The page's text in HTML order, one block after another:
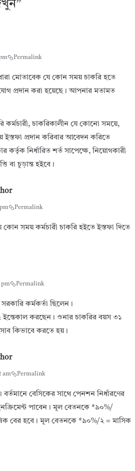
”
Permalink
মোতাবেক যে কোন সময় চাকরি হতে
প্রদান করা হয়েছে। আপনার মতামত
চাকরিকালীন যে কোনো সময়ে,
ইস্তফা প্রদান করিবার আবেদন করিতে
কর্তৃক নির্ধারিত শর্ত সাপেক্ষে, নিয়োগকারী
বা চূড়ান্ত হইবে।
Permalink
কোন সময় কর্মচারী চাকরি হইতে ইস্তফা দিতে
pm Permalink
কর্মকর্তা ছিলেন।
করছেন। ওনার চাকরির বয়স ৩১
কিভাবে করতে হয়।
am Permalink
বেসিকের সাথে পেনশন নির্ধারণের
পাবেন। মূল বেতনকে *৯০%/
বের হবে। মূল বেতনকে *৯০%/২ = মাসিক